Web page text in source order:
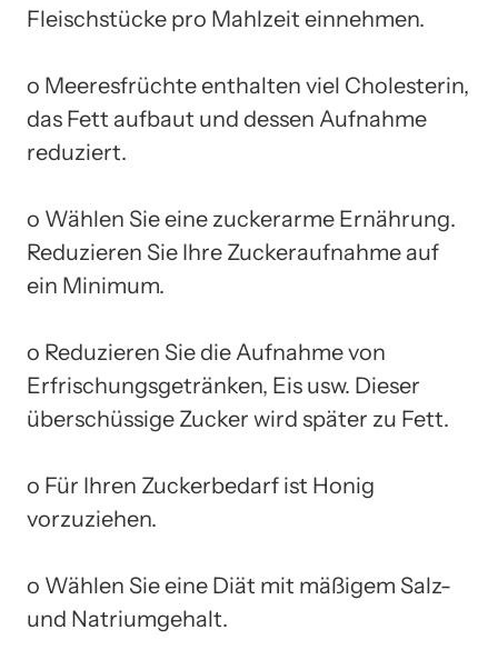
Fleischstücke pro Mahlzeit einnehmen.
o Meeresfrüchte enthalten viel Cholesterin,
das Fett aufbaut und dessen Aufnahme
reduziert.
o Wählen Sie eine zuckerarme Ernährung.
Reduzieren Sie Ihre Zuckeraufnahme auf
ein Minimum.
o Reduzieren Sie die Aufnahme von
Erfrischungsgetränken, Eis usw. Dieser
überschüssige Zucker wird später zu Fett.
o Für Ihren Zuckerbedarf ist Honig
vorzuziehen.
o Wählen Sie eine Diät mit mäßigem Salz-
und Natriumgehalt.